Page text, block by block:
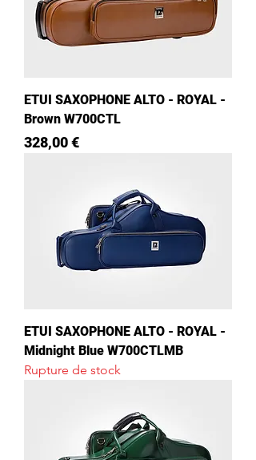
ETUI SAXOPHONE ALTO - ROYAL -
Brown W700CTL
Prix
328,00 €
ETUI SAXOPHONE ALTO - ROYAL -
Midnight Blue W700CTLMB
Rupture de stock